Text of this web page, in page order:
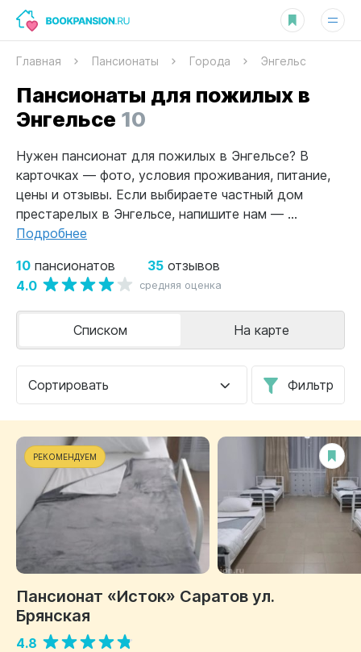
Главная Пансионаты Города Энгельс
Пансионаты для пожилых в
Энгельсе 10
Нужен пансионат для пожилых в Энгельсе? В
карточках — фото, условия проживания, питание,
цены и отзывы. Если выбираете частный дом
престарелых в Энгельсе, напишите нам — ...
Подробнее
10 пансионатов 35 отзывов
4.0 средняя оценка
Сортировать Фильтр
Списком На карте
РЕКОМЕНДУЕМ
Пансионат «Исток» Саратов ул.
Брянская
4.8